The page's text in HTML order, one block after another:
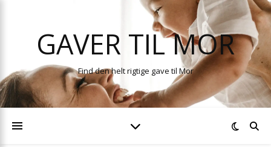
GAVER TIL MOR
Find den helt rigtige gave til Mor